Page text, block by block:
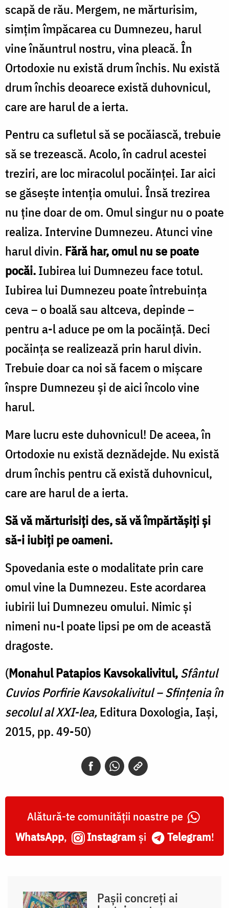
scapă de rău. Mergem, ne mărturisim,
simțim împăcarea cu Dumnezeu, harul
vine înăuntrul nostru, vina pleacă. În
Ortodoxie nu există drum închis. Nu există
drum închis deoarece există duhovnicul,
care are harul de a ierta.
Pentru ca sufletul să se pocăiască, trebuie
să se trezească. Acolo, în cadrul acestei
treziri, are loc miracolul pocăinței. Iar aici
se găsește intenția omului. Însă trezirea
nu ține doar de om. Omul singur nu o poate
realiza. Intervine Dumnezeu. Atunci vine
harul divin. Fără har, omul nu se poate
pocăi.Iubirea lui Dumnezeu face totul.
Iubirea lui Dumnezeu poate întrebuința
ceva – o boală sau altceva, depinde –
pentru a-l aduce pe om la pocăință. Deci
pocăința se realizează prin harul divin.
Trebuie doar ca noi să facem o mișcare
înspre Dumnezeu și de aici încolo vine
harul.
Mare lucru este duhovnicul! De aceea, în
Ortodoxie nu există deznădejde. Nu există
drum închis pentru că există duhovnicul,
care are harul de a ierta.
Să vă mărturisiți des, să vă împărtășiți și
să-i iubiți pe oameni.
Spovedania este o modalitate prin care
omul vine la Dumnezeu. Este acordarea
iubirii lui Dumnezeu omului. Nimic și
nimeni nu-l poate lipsi pe om de această
dragoste.
(Monahul Patapios Kavsokalivitul,Sfântul
Cuvios Porfirie Kavsokalivitul – Sfințenia în
secolul al XXI-lea,Editura Doxologia, Iași,
2015, pp. 49-50)
Alătură-te comunității noastre pe
WhatsApp, Instagram și Telegram!
Pașii concreți ai